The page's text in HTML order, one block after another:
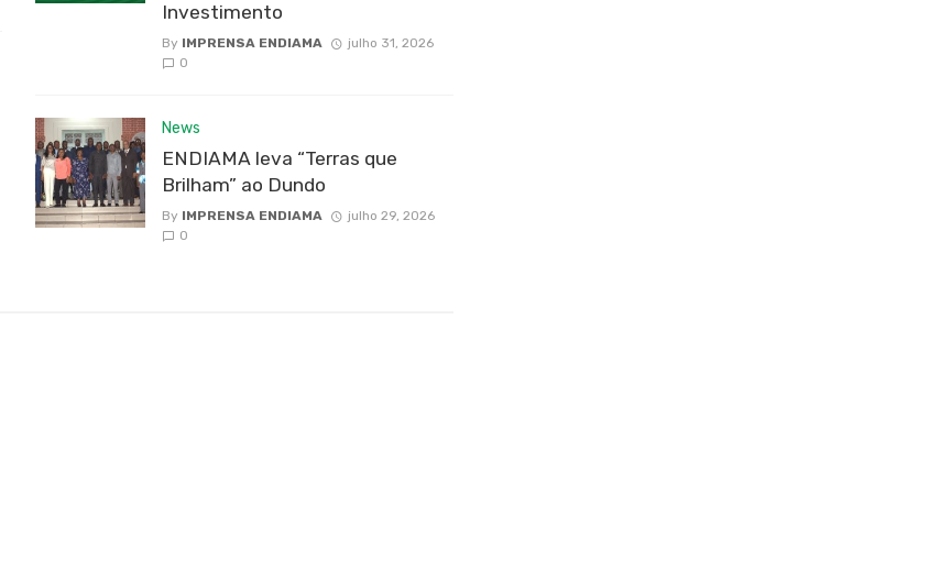
Investimento
By IMPRENSA ENDIAMA
julho 31, 2026
0
News
ENDIAMA leva “Terras que
Brilham” ao Dundo
By IMPRENSA ENDIAMA
julho 29, 2026
0